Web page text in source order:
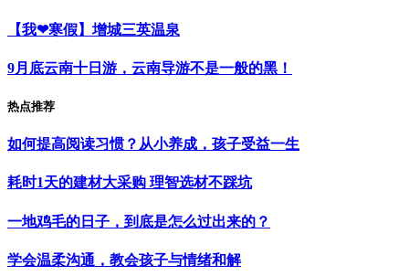
【我❤寒假】增城三英温泉
9月底云南十日游，云南导游不是一般的黑！
热点推荐
如何提高阅读习惯？从小养成，孩子受益一生
耗时1天的建材大采购 理智选材不踩坑
一地鸡毛的日子，到底是怎么过出来的？
学会温柔沟通，教会孩子与情绪和解